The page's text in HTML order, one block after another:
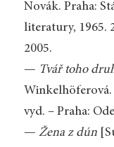
Novák. Praha:
literatury, 1965.
2005.
— Tvář toho
Winkelhöferová.
vyd. – Praha:
— Žena z dún